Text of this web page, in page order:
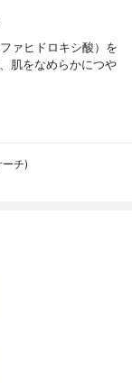
ァヒドロキシ酸）を
肌をなめらかにつや
チ)